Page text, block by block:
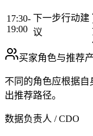
17:30-
19:00
下一步行动建
议
买家角色与推荐
不同的角色应根据
出推荐路径。
数据负责人 / CDO